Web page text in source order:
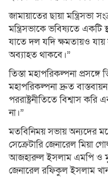
জামায়াতের ছায়া মন্ত্রিসভা
মন্ত্রিসভাকে ভবিষ্যতে একটি
যাতে দল যদি ক্ষমতায়ও যায়
অব্যাহত থাকবে।”
তিস্তা মহাপরিকল্পনা প্রসঙ্গে
মহাপরিকল্পনা দ্রুত
পররাষ্ট্রনীতিতে বিশ্বাস
না।”
মতবিনিময় সভায় অন্যদের
সেক্রেটারি জেনারেল মিয়া
আজহারুল ইসলাম এমপি ও
জেনারেল রফিকুল ইসলাম